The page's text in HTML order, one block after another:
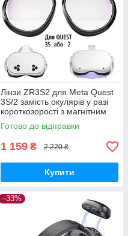
Лінзи ZR3S2 для Meta Quest
3S/2 замість окулярів у разі
короткозорості з магнітним
кріпленням, Anti Blue —
L:-3.0D
Готово до відправки
1 159 ₴ 2 220 ₴
Купити
–33%